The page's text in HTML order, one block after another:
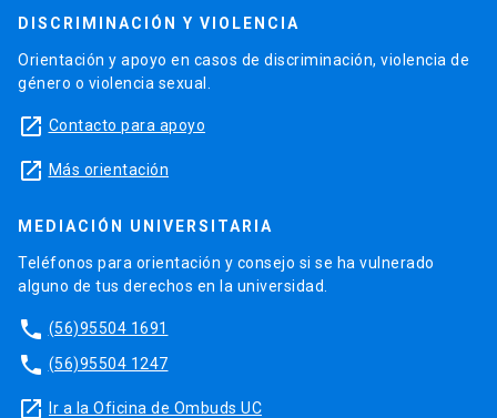
DISCRIMINACIÓN Y VIOLENCIA
Orientación y apoyo en casos de discriminación, violencia de
género o violencia sexual.
launch Contacto para apoyo
launch Más orientación
MEDIACIÓN UNIVERSITARIA
Teléfonos para orientación y consejo si se ha vulnerado
alguno de tus derechos en la universidad.
phone (56)95504 1691
phone (56)95504 1247
launch Ir a la Oficina de Ombuds UC